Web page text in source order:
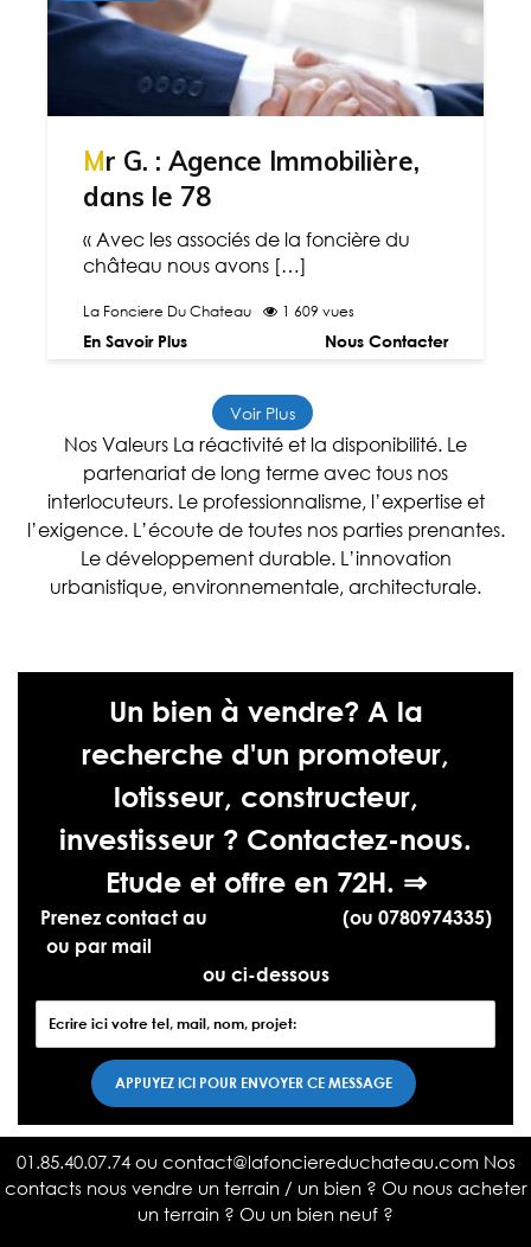
Mr G. : Agence Immobilière,
dans le 78
« Avec les associés de la foncière du
château nous avons […]
La Fonciere Du Chateau 1 609 vues
En Savoir Plus Nous Contacter
Voir Plus
Nos Valeurs La réactivité et la disponibilité. Le
partenariat de long terme avec tous nos
interlocuteurs. Le professionnalisme, l’expertise et
l’exigence. L’écoute de toutes nos parties prenantes.
Le développement durable. L’innovation
urbanistique, environnementale, architecturale.
Un bien à vendre? A la
recherche d'un promoteur,
lotisseur, constructeur,
investisseur ? Contactez-nous.
Etude et offre en 72H. ⇒
Prenez contact au
(ou 0780974335)
ou par mail
ou ci-dessous
01.85.40.07.74 ou contact@lafonciereduchateau.com Nos
contacts nous vendre un terrain / un bien ? Ou nous acheter
un terrain ? Ou un bien neuf ?